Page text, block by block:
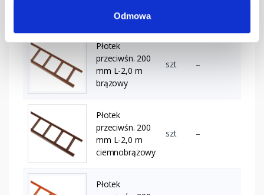
Odmowa
RAL 6020
Płotek
przeciwśn. 200
mm L-2,0 m
brązowy
szt –
Płotek
przeciwśn. 200
mm L-2,0 m
ciemnobrązowy
szt –
Płotek